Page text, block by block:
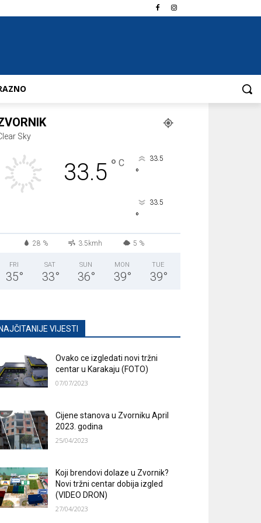
Sky
33.5 ° C 33.5
°
33.5
°
28 % 3.5kmh 5 %
FRI
35°
SAT
33°
SUN
36°
MON
39°
TUE
39°
NAJČITANIJE VIJESTI
Ovako ce izgledati novi tržni
centar u Karakaju (FOTO)
07/07/2023
Cijene stanova u Zvorniku April
2023. godina
25/04/2023
Koji brendovi dolaze u Zvornik?
Novi tržni centar dobija izgled
(VIDEO DRON)
27/04/2023